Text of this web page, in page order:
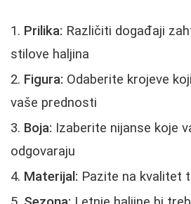
Prilika: Različiti događaji
stilove haljina
Figura: Odaberite krojeve
vaše prednosti
Boja: Izaberite nijanse koje
odgovaraju
Materijal: Pazite na kvalitet